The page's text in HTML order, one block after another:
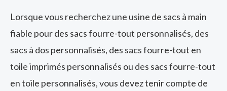
Lorsque vous recherchez une usine de sacs à main
fiable pour des sacs fourre-tout personnalisés, des
sacs à dos personnalisés, des sacs fourre-tout en
toile imprimés personnalisés ou des sacs fourre-tout
en toile personnalisés, vous devez tenir compte de